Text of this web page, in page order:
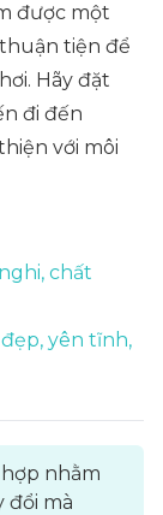
được một
tiện để
Hãy đặt
đi đến
với môi
chất
yên tĩnh,
nhằm
đổi mà